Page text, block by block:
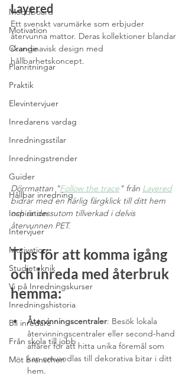
Moodboard
Motivation
Orange
Planritningar
Praktik
Elevintervjuer
Inredarens vardag
Inredningsstilar
Inredningstrender
Guider
Hållbar inredning
Inspiration
Intervjuer
Motivation
Studieteknik
Vi på Inredningskurser
Inredningshistoria
Bli inredare
Från skola till jobb
Möt branschen
Layered
Ett svenskt varumärke som erbjuder
återvunna mattor. Deras kollektioner blandar
skandinavisk design med
hållbarhetskoncept.
Dörrmattan "Follow the trace " från Layered
bidrar med en härlig färgklick till ditt hem
och är dessutom tillverkad i delvis
återvunnen PET.
Tips för att komma igång
och inreda med återbruk
hemma:
Återvinningscentraler: Besök lokala
återvinningscentraler eller second-hand
affärer för att hitta unika föremål som
kan omvandlas till dekorativa bitar i ditt
hem.